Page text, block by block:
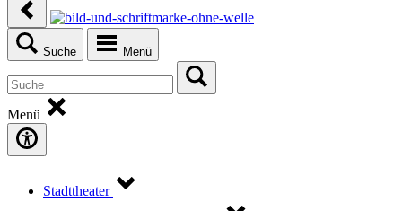
Suche Menü
Menü
Stadttheater